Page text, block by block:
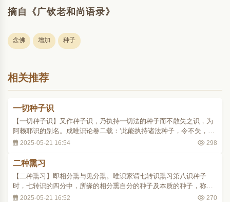
摘自《广钦老和尚语录》
念佛 增加 种子
相关推荐
一切种子识
【一切种子识】又作种子识，乃执持一切法的种子而不散失之识，为
阿赖耶识的别名。成唯识论卷二载：‘此能执持诸法种子，令不失，故
名一切种。’又摄大乘论释卷二：‘谓有能生杂染品法，功能差别相应道
大麦子，于生自芽有功能，故有种子性..
2025-05-21 16:54 298
二种熏习
【二种熏习】即相分熏与见分熏。唯识家谓七转识熏习第八识种子
时，七转识的四分中，所缘的相分熏自分的种子及本质的种子，称为
相分熏。熏习能缘的见分及自证分、证自证分之种子于第八识内，称
2025-05-21 16:52 270